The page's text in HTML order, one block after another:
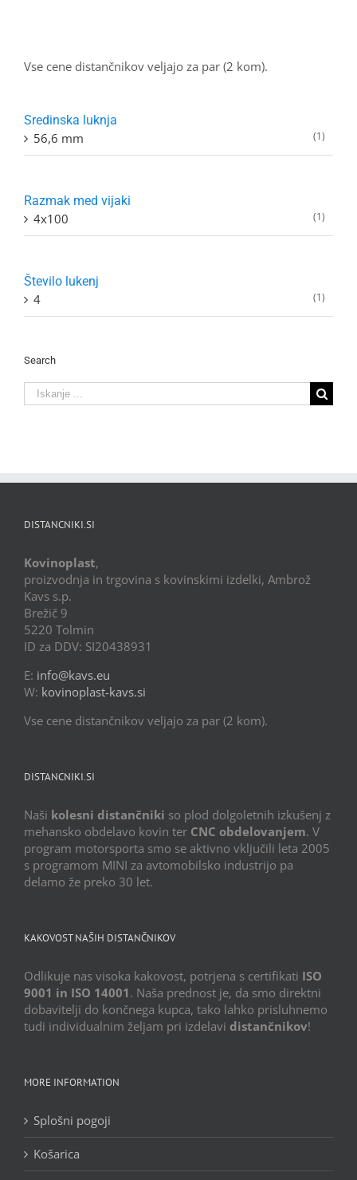
Vse cene distančnikov veljajo za par (2 kom).
Sredinska luknja
56,6 mm (1)
Razmak med vijaki
4x100 (1)
Število lukenj
4 (1)
Search
Search
for:
DISTANCNIKI.SI
Kovinoplast,
proizvodnja in trgovina s kovinskimi izdelki, Ambrož
Kavs s.p.
Brežič 9
5220 Tolmin
ID za DDV: SI20438931
E: info@kavs.eu
W: kovinoplast-kavs.si
Vse cene distančnikov veljajo za par (2 kom).
DISTANCNIKI.SI
Naši kolesni distančniki so plod dolgoletnih izkušenj z
mehansko obdelavo kovin ter CNC obdelovanjem. V
program motorsporta smo se aktivno vključili leta 2005
s programom MINI za avtomobilsko industrijo pa
delamo že preko 30 let.
KAKOVOST NAŠIH DISTANČNIKOV
Odlikuje nas visoka kakovost, potrjena s certifikati ISO
9001 in ISO 14001 . Naša prednost je, da smo direktni
dobavitelji do končnega kupca, tako lahko prisluhnemo
tudi individualnim željam pri izdelavi distančnikov!
MORE INFORMATION
Splošni pogoji
Košarica